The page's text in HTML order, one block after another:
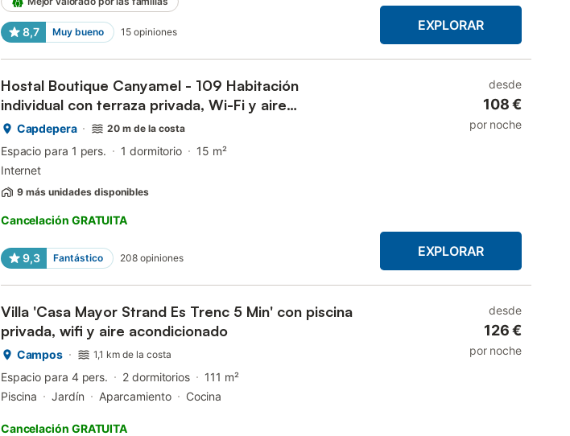
8,7 Muy bueno 15 opiniones EXPLORAR
Hostal Boutique Canyamel - 109 Habitación
individual con terraza privada, Wi-Fi y aire
acondicionado
Capdepera 20 m de la costa
Espacio para 1 pers. 1 dormitorio
15 m²
Internet
9 más unidades disponibles
Cancelación GRATUITA
9,3 Fantástico 208 opiniones
desde
108 €
por noche
EXPLORAR
Villa 'Casa Mayor Strand Es Trenc 5 Min' con piscina
privada, wifi y aire acondicionado
Campos 1,1 km de la costa
Espacio para 4 pers. 2 dormitorios
111 m²
Piscina
Jardín Aparcamiento Cocina
Cancelación GRATUITA
desde
126 €
por noche